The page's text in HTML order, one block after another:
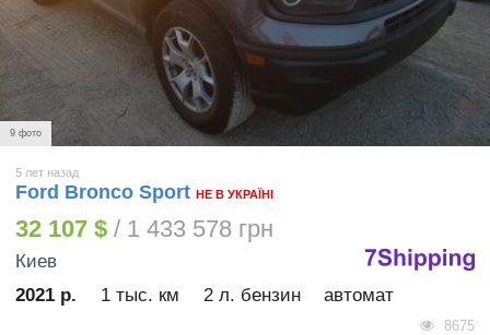
9 фото
5 лет назад
Ford Bronco Sport НЕ В УКРАЇНІ
32 107 $ / 1 433 578 грн
Киев
2021 р.
1 тыс. км 2 л. бензин автомат
8675